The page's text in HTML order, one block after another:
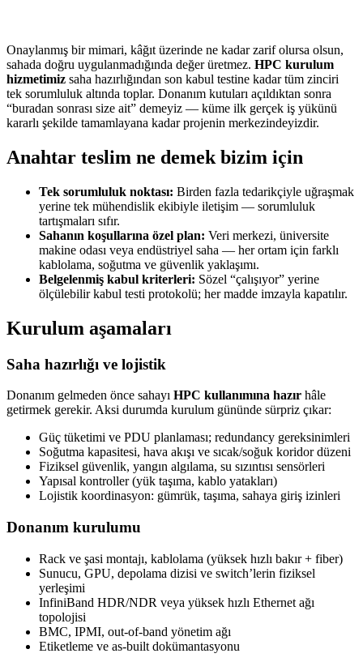
Onaylanmış bir mimari, kâğıt üzerinde ne kadar zarif olursa olsun,
sahada doğru uygulanmadığında değer üretmez. HPC kurulum
hizmetimiz saha hazırlığından son kabul testine kadar tüm zinciri
tek sorumluluk altında toplar. Donanım kutuları açıldıktan sonra
“buradan sonrası size ait” demeyiz — küme ilk gerçek iş yükünü
kararlı şekilde tamamlayana kadar projenin merkezindeyizdir.
Anahtar teslim ne demek bizim için
Tek sorumluluk noktası: Birden fazla tedarikçiyle uğraşmak
yerine tek mühendislik ekibiyle iletişim — sorumluluk
tartışmaları sıfır.
Sahanın koşullarına özel plan: Veri merkezi, üniversite
makine odası veya endüstriyel saha — her ortam için farklı
kablolama, soğutma ve güvenlik yaklaşımı.
Belgelenmiş kabul kriterleri: Sözel “çalışıyor” yerine
ölçülebilir kabul testi protokolü; her madde imzayla kapatılır.
Kurulum aşamaları
Saha hazırlığı ve lojistik
Donanım gelmeden önce sahayı HPC kullanımına hazır hâle
getirmek gerekir. Aksi durumda kurulum gününde sürpriz çıkar:
Güç tüketimi ve PDU planlaması; redundancy gereksinimleri
Soğutma kapasitesi, hava akışı ve sıcak/soğuk koridor düzeni
Fiziksel güvenlik, yangın algılama, su sızıntısı sensörleri
Yapısal kontroller (yük taşıma, kablo yatakları)
Lojistik koordinasyon: gümrük, taşıma, sahaya giriş izinleri
Donanım kurulumu
Rack ve şasi montajı, kablolama (yüksek hızlı bakır + fiber)
Sunucu, GPU, depolama dizisi ve switch’lerin fiziksel
yerleşimi
InfiniBand HDR/NDR veya yüksek hızlı Ethernet ağı
topolojisi
BMC, IPMI, out-of-band yönetim ağı
Etiketleme ve as-built dokümantasyonu